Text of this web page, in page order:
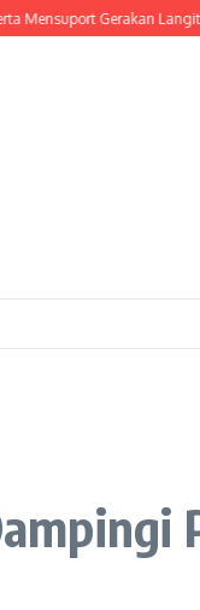
Gerakan Langit Biru